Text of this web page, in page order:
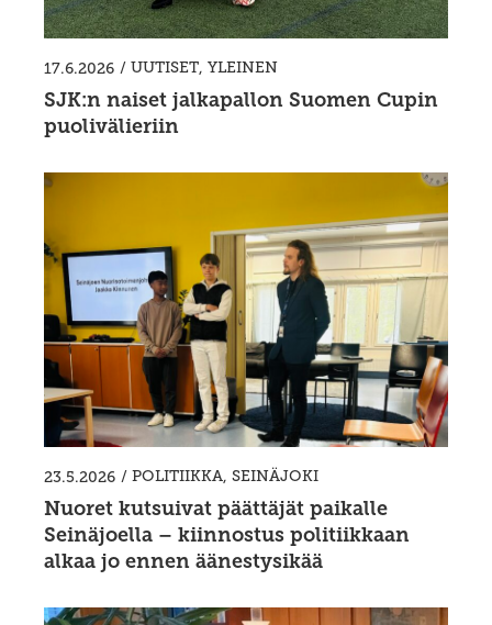
17.6.2026 / UUTISET, YLEINEN
SJK:n naiset jalkapallon Suomen Cupin
puolivälieriin
23.5.2026 / POLITIIKKA, SEINÄJOKI
Nuoret kutsuivat päättäjät paikalle
Seinäjoella – kiinnostus politiikkaan
alkaa jo ennen äänestysikää